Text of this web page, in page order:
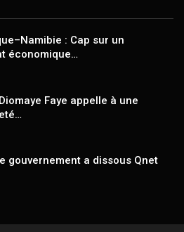
: Cap sur un
économique…
Faye appelle à une
gouvernement a dissous Qnet